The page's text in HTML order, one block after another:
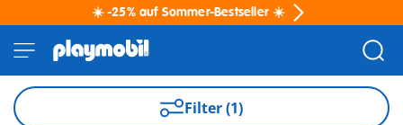
☀️ -25% auf Sommer-Bestseller ☀️
Filter (1)